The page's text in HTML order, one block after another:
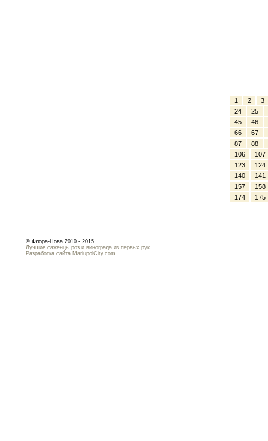
1 2
3
24
25
45
46
66
67
87
88
106
107
123
124
140
141
157
158
174
175
© Флора-Нова 2010 - 2015
Лучшие саженцы роз и винограда из первых рук
Разработка сайта MariupolCity.com